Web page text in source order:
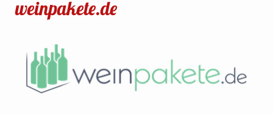
weinpakete.de